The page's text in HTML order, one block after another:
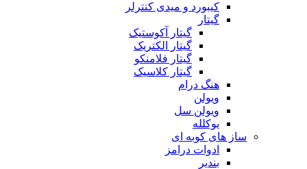
کیبورد و میدی کنترلر
گیتار
گیتار آکوستیک
گیتار الکتریک
گیتار فلامنکو
گیتار کلاسیک
هنگ درام
ویولن
ویولن سل
یوکلله
ساز های کوبه ای
ادوات درامز
بندیر